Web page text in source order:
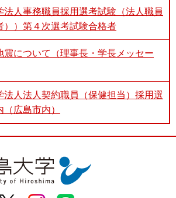
法人事務職員採用選考試験（法人職員
））第４次選考試験合格者
震について（理事長・学長メッセー
法人法人契約職員（保健担当）採用選
広島市内）